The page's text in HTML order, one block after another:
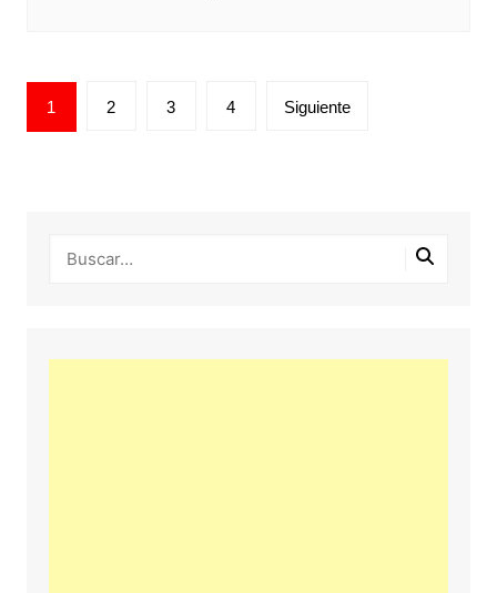
Paginación
de
1 2 3 4 Siguiente